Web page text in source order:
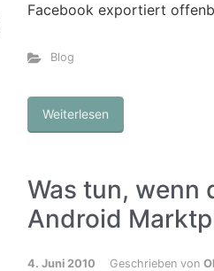
Facebook exportiert
Blog
Weiterlesen
Was tun, wenn
Android
4. Juni 2010 Geschrieben von